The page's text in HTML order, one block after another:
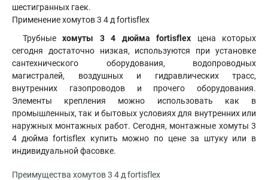
шестигранных гаек.
Применение хомутов 3 4 д fortisflex
Трубныехомуты 3 4 дюйма fortisflex цена которых
сегодня достаточно низкая, используются при установке
сантехнического оборудования, водопроводных
магистралей, воздушных и гидравлических трасс,
внутренних газопроводов и прочего оборудования.
Элементы крепления можно использовать как в
промышленных, так и бытовых условиях для внутренних или
наружных монтажных работ. Сегодня, монтажные хомуты 3
4 дюйма fortisflex купить можно по цене за штуку или в
индивидуальной фасовке.
Преимущества хомутов 3 4 д fortisflex